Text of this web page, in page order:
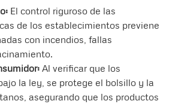
El control riguroso de las
de los establecimientos previene
con incendios, fallas
Al verificar que los
la ley, se protege el bolsillo y la
asegurando que los productos